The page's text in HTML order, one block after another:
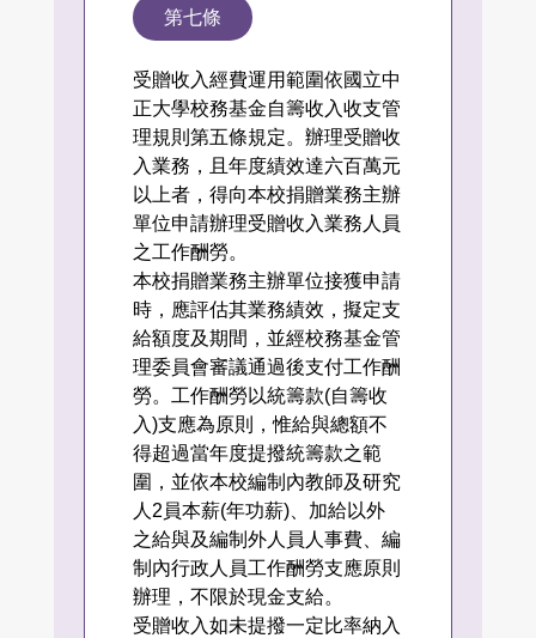
第七條
受贈收入經費運用範圍依國立中
正大學校務基金自籌收入收支管
理規則第五條規定。辦理受贈收
入業務，且年度績效達六百萬元
以上者，得向本校捐贈業務主辦
單位申請辦理受贈收入業務人員
之工作酬勞。
本校捐贈業務主辦單位接獲申請
時，應評估其業務績效，擬定支
給額度及期間，並經校務基金管
理委員會審議通過後支付工作酬
勞。工作酬勞以統籌款(自籌收
入)支應為原則，惟給與總額不
得超過當年度提撥統籌款之範
圍，並依本校編制內教師及研究
人2員本薪(年功薪)、加給以外
之給與及編制外人員人事費、編
制內行政人員工作酬勞支應原則
辦理，不限於現金支給。
受贈收入如未提撥一定比率納入